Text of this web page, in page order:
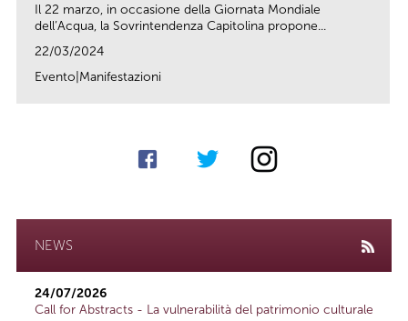
Il 22 marzo, in occasione della Giornata Mondiale
dell’Acqua, la Sovrintendenza Capitolina propone...
22/03/2024
Evento|Manifestazioni
NEWS
24/07/2026
Call for Abstracts - La vulnerabilità del patrimonio culturale